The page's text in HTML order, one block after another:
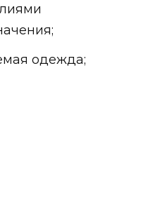
одежда;